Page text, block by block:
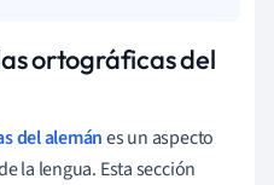
ortográficas del
del alemánes un aspecto
la lengua. Esta sección